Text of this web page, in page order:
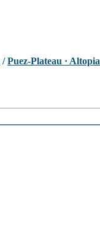
/Puez-Plateau ·